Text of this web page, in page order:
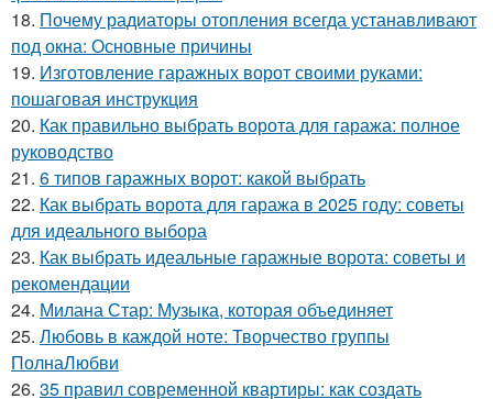
18. Почему радиаторы отопления всегда устанавливают
под окна: Основные причины
19. Изготовление гаражных ворот своими руками:
пошаговая инструкция
20. Как правильно выбрать ворота для гаража: полное
руководство
21. 6 типов гаражных ворот: какой выбрать
22. Как выбрать ворота для гаража в 2025 году: советы
для идеального выбора
23. Как выбрать идеальные гаражные ворота: советы и
рекомендации
24. Милана Стар: Музыка, которая объединяет
25. Любовь в каждой ноте: Творчество группы
ПолнаЛюбви
26. 35 правил современной квартиры: как создать